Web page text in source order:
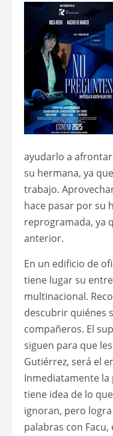
ayudarlo a
su hermana, ya
trabajo.
hace pasar por su
reprogramada, ya
anterior.
En un edificio de
tiene lugar su
multinacional.
descubrir quiénes
compañeros. El
siguen para que
Gutiérrez, será el
Inmediatamente
tiene idea de lo
ignoran, pero
palabras con